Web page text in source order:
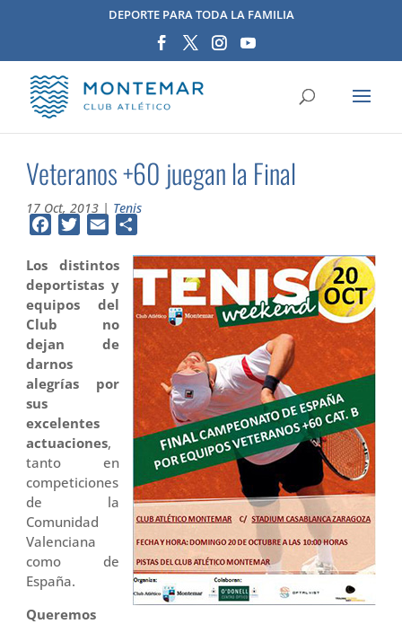
DEPORTE PARA TODA LA FAMILIA
Veteranos +60 juegan la Final
17 Oct, 2013 | Tenis
FacebookTwitterEmail
Los distintos
deportistas y
equipos del
Club no
dejan de
darnos
alegrías por
sus
excelentes
actuaciones,
tanto en
competiciones
de la
Comunidad
Valenciana
como de
España.
Queremos